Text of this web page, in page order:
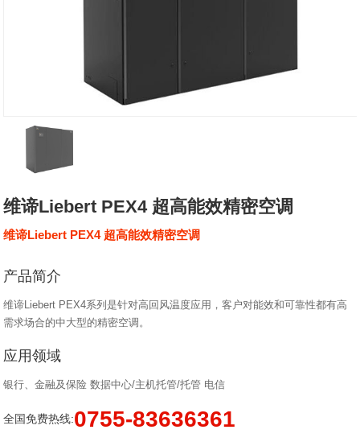
维谛Liebert PEX4 超高能效精密空调
维谛Liebert PEX4 超高能效精密空调
产品简介
维谛Liebert PEX4系列是针对高回风温度应用，客户对能效和可靠性都有高
需求场合的中大型的精密空调。
应用领域
银行、金融及保险 数据中心/主机托管/托管 电信
全国免费热线:0755-83636361